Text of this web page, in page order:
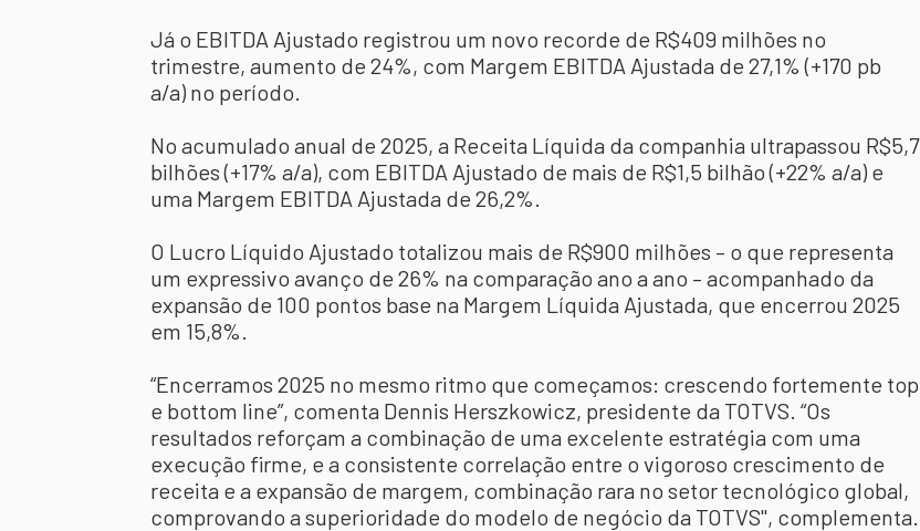
Já o EBITDA Ajustado registrou um novo recorde de R$409 milhões no
trimestre, aumento de 24%, com Margem EBITDA Ajustada de 27,1% (+170 pb
a/a) no período.
No acumulado anual de 2025, a Receita Líquida da companhia ultrapassou R$5,7
bilhões (+17% a/a), com EBITDA Ajustado de mais de R$1,5 bilhão (+22% a/a) e
uma Margem EBITDA Ajustada de 26,2%.
O Lucro Líquido Ajustado totalizou mais de R$900 milhões – o que representa
um expressivo avanço de 26% na comparação ano a ano – acompanhado da
expansão de 100 pontos base na Margem Líquida Ajustada, que encerrou 2025
em 15,8%.
“Encerramos 2025 no mesmo ritmo que começamos: crescendo fortemente top
e bottom line”, comenta Dennis Herszkowicz, presidente da TOTVS. “Os
resultados reforçam a combinação de uma excelente estratégia com uma
execução firme, e a consistente correlação entre o vigoroso crescimento de
receita e a expansão de margem, combinação rara no setor tecnológico global,
comprovando a superioridade do modelo de negócio da TOTVS", complementa.